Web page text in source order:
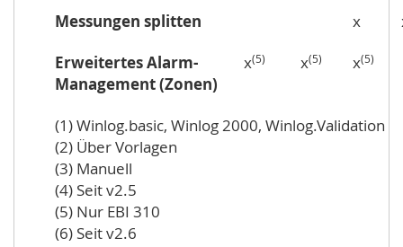
(1) Winlog.basic, Winlog 2000, Winlog.Validation
(2) Über Vorlagen
(3) Manuell
(4) Seit v2.5
(5) Nur EBI 310
(6) Seit v2.6
Messungen splitten
x
Erweitertes Alarm-
Management (Zonen)
x(5) x(5) x(5)